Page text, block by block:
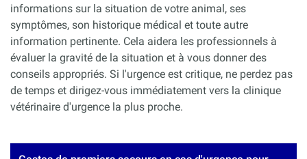
informations sur la situation de votre animal, ses
symptômes, son historique médical et toute autre
information pertinente. Cela aidera les professionnels à
évaluer la gravité de la situation et à vous donner des
conseils appropriés. Si l'urgence est critique, ne perdez pas
de temps et dirigez-vous immédiatement vers la clinique
vétérinaire d'urgence la plus proche.